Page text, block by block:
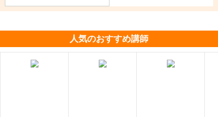
人気のおすすめ講師